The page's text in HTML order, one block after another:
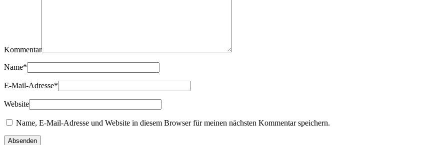
Kommentar
Name*
E-Mail-Adresse*
Website
Name, E-Mail-Adresse und Website in diesem Browser für meinen nächsten Kommentar speichern.